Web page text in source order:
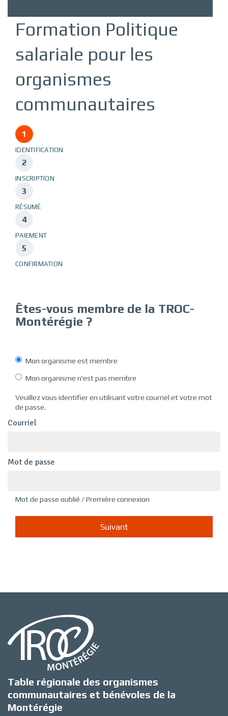
Formation Politique
salariale pour les
organismes
communautaires
IDENTIFICATION
INSCRIPTION
RÉSUMÉ
PAIEMENT
CONFIRMATION
Êtes-vous membre de la TROC-
Montérégie ?
Mon organisme est membre
Mon organisme n'est pas membre
Veuillez vous identifier en utilisant votre courriel et votre mot
de passe.
Courriel
Mot de passe
Mot de passe oublié / Première connexion
Table régionale des organismes
communautaires et bénévoles de la
Montérégie